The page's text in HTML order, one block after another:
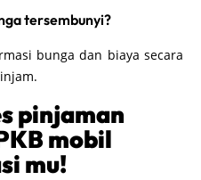
tersembunyi?
bunga dan biaya secara
pinjaman
mobil
mu!